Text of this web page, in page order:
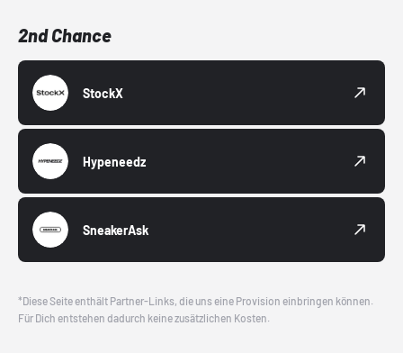
2nd Chance
StockX
Hypeneedz
SneakerAsk
*Diese Seite enthält Partner-Links, die uns eine Provision einbringen können.
Für Dich entstehen dadurch keine zusätzlichen Kosten.